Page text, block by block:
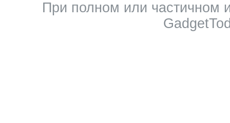
При полном или частичном